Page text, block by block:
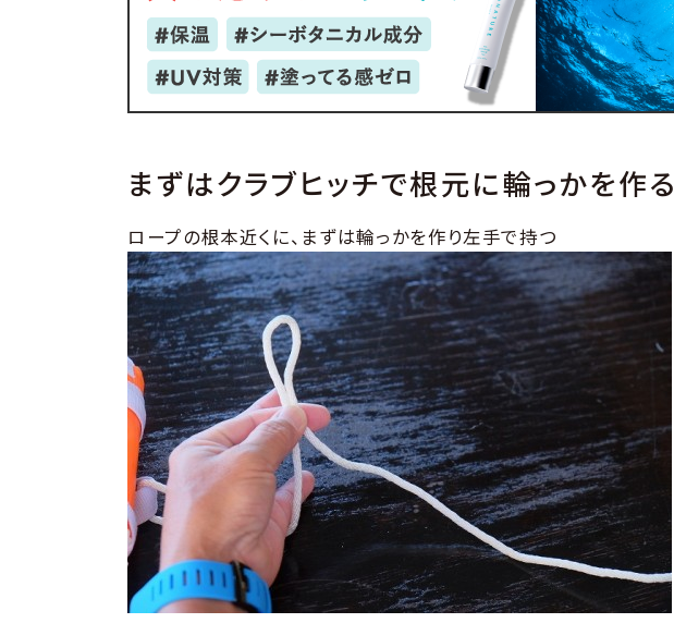
まずはクラブヒッチで根元に輪っかを作る
ロープの根本近くに、まずは輪っかを作り左手で持つ